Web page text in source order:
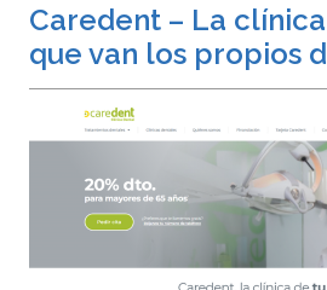
Caredent – La
que van los propios